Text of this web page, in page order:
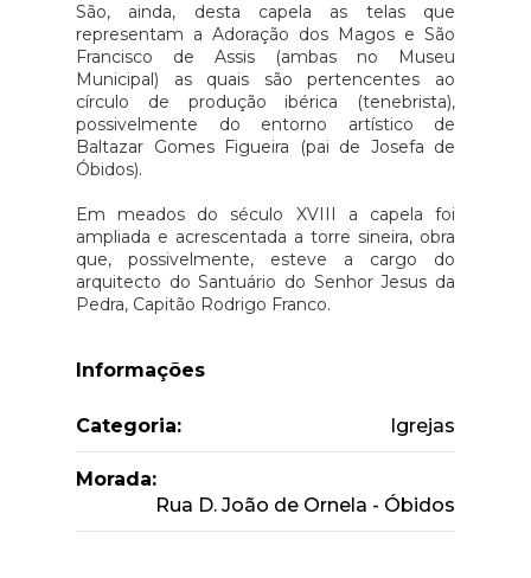
São, ainda, desta capela as telas que
representam a Adoração dos Magos e São
Francisco de Assis (ambas no Museu
Municipal) as quais são pertencentes ao
círculo de produção ibérica (tenebrista),
possivelmente do entorno artístico de
Baltazar Gomes Figueira (pai de Josefa de
Óbidos).
Em meados do século XVIII a capela foi
ampliada e acrescentada a torre sineira, obra
que, possivelmente, esteve a cargo do
arquitecto do Santuário do Senhor Jesus da
Pedra, Capitão Rodrigo Franco.
Informações
Categoria: Igrejas
Morada:
Rua D. João de Ornela - Óbidos